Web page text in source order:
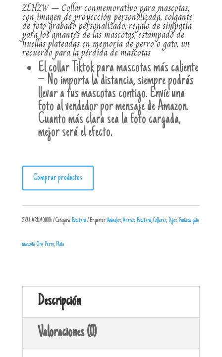
ZLHZW – Collar conmemorativo para mascotas,
con imagen de proyección personalizada, colgante
de foto grabado personalizado, regalo de simpatía
para los amantes de las mascotas, estampado de
huellas plateadas en memoria de perro o gato, un
recuerdo para la pérdida de mascotas
El collar Tiktok para mascotas más caliente
– No importa la distancia, siempre podrás
llevar a tus mascotas contigo. Envíe una
foto al vendedor por mensaje de Amazon.
Cuanto más clara sea la foto cargada,
mejor será el efecto.
Comprar productos
SKU:ARDM01006 Categoría: Bisutería Etiquetas:Animales, Aretes, Bisutería, Collares, Dijes, Fantasía, gato,
mascota, Oro, Perro, Plata
Descripción
Valoraciones (0)